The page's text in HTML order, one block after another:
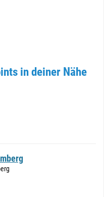
in deiner Nähe